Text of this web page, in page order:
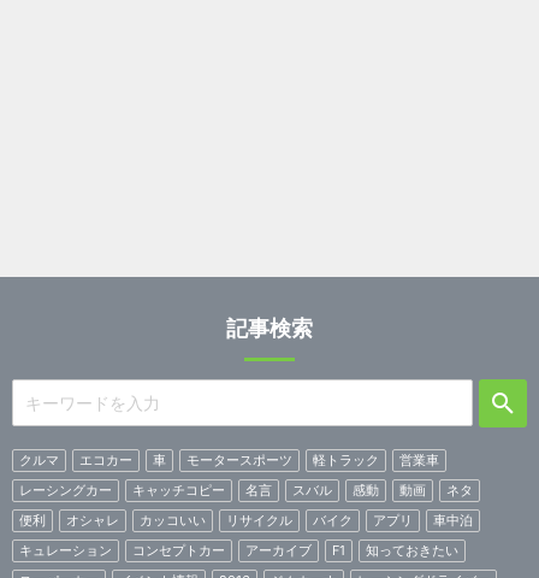
記事検索
クルマ エコカー 車 モータースポーツ 軽トラック
営業車
レーシングカー
キャッチコピー 名言 スバル 感動 動画
ネタ
便利
オシャレ カッコいい リサイクル バイク アプリ
車中泊
キュレーション
コンセプトカー アーカイブ F1
知っておきたい